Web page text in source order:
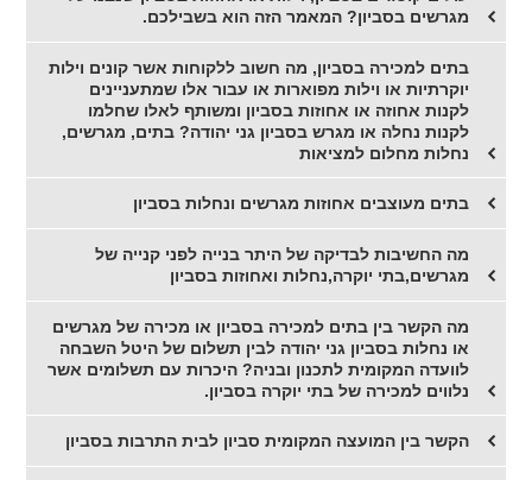
מגרשים בסביון? המאמר הזה הוא בשבילכם.
בתים למכירה בסביון, מה חשוב ללקוחות אשר קונים וילות
יוקרתיות או וילות מפוארות או עבור אלו שמתעניינים
לקנות אחוזה או אחוזות בסביון ומשותף לאלו שחלמו
לקנות נחלה או מגרש בסביון גני יהודה? בתים, מגרשים,
נחלות מחלום למציאות
בתים מעוצבים אחוזות מגרשים ונחלות בסביון
מה החשיבות לבדיקה של היתר בנייה לפני קנייה של
מגרשים,בתי יוקרה,נחלות ואחוזות בסביון
מה הקשר בין בתים למכירה בסביון או מכירה של מגרשים
או נחלות בסביון גני יהודה לבין תשלום של היטל השבחה
לוועדה המקומית לתכנון ובניה? היכרות עם תשלומים אשר
נלווים למכירה של בתי יוקרה בסביון.
הקשר בין המועצה המקומית סביון לבית התרבות בסביון